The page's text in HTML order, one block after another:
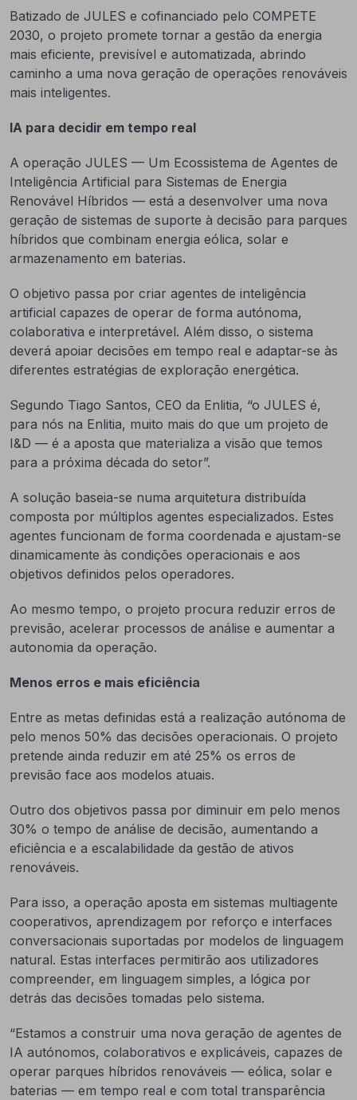
Batizado de JULES e cofinanciado pelo COMPETE
2030, o projeto promete tornar a gestão da energia
mais eficiente, previsível e automatizada, abrindo
caminho a uma nova geração de operações renováveis
mais inteligentes.
IA para decidir em tempo real
A operação JULES — Um Ecossistema de Agentes de
Inteligência Artificial para Sistemas de Energia
Renovável Híbridos — está a desenvolver uma nova
geração de sistemas de suporte à decisão para parques
híbridos que combinam energia eólica, solar e
armazenamento em baterias.
O objetivo passa por criar agentes de inteligência
artificial capazes de operar de forma autónoma,
colaborativa e interpretável. Além disso, o sistema
deverá apoiar decisões em tempo real e adaptar-se às
diferentes estratégias de exploração energética.
Segundo Tiago Santos, CEO da Enlitia, “o JULES é,
para nós na Enlitia, muito mais do que um projeto de
I&D — é a aposta que materializa a visão que temos
para a próxima década do setor”.
A solução baseia-se numa arquitetura distribuída
composta por múltiplos agentes especializados. Estes
agentes funcionam de forma coordenada e ajustam-se
dinamicamente às condições operacionais e aos
objetivos definidos pelos operadores.
Ao mesmo tempo, o projeto procura reduzir erros de
previsão, acelerar processos de análise e aumentar a
autonomia da operação.
Menos erros e mais eficiência
Entre as metas definidas está a realização autónoma de
pelo menos 50% das decisões operacionais. O projeto
pretende ainda reduzir em até 25% os erros de
previsão face aos modelos atuais.
Outro dos objetivos passa por diminuir em pelo menos
30% o tempo de análise de decisão, aumentando a
eficiência e a escalabilidade da gestão de ativos
renováveis.
Para isso, a operação aposta em sistemas multiagente
cooperativos, aprendizagem por reforço e interfaces
conversacionais suportadas por modelos de linguagem
natural. Estas interfaces permitirão aos utilizadores
compreender, em linguagem simples, a lógica por
detrás das decisões tomadas pelo sistema.
“Estamos a construir uma nova geração de agentes de
IA autónomos, colaborativos e explicáveis, capazes de
operar parques híbridos renováveis — eólica, solar e
baterias — em tempo real e com total transparência